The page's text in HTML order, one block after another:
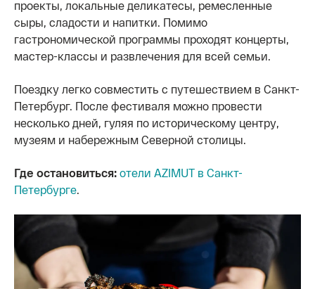
проекты, локальные деликатесы, ремесленные
сыры, сладости и напитки. Помимо
гастрономической программы проходят концерты,
мастер-классы и развлечения для всей семьи.
Поездку легко совместить с путешествием в Санкт-
Петербург. После фестиваля можно провести
несколько дней, гуляя по историческому центру,
музеям и набережным Северной столицы.
Где остановиться: отели AZIMUT в Санкт-
Петербурге